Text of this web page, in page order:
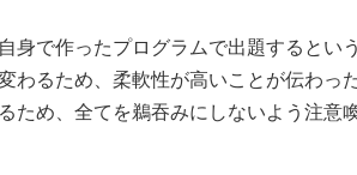
で作ったプログラムで出題するとい
るため、柔軟性が高いことが伝わっ
ため、全てを鵜吞みにしないよう注意